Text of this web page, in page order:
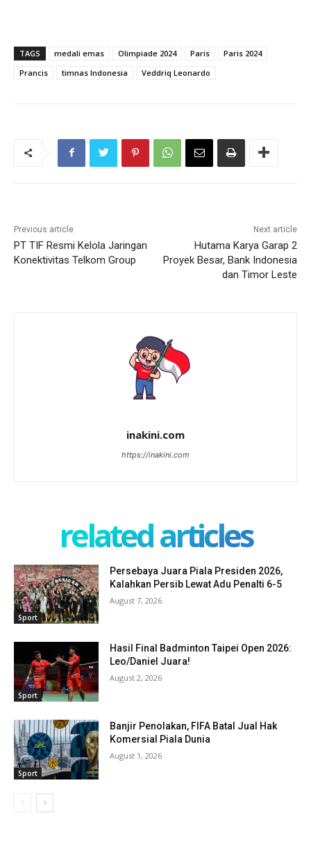
TAGS medali emas Olimpiade 2024 Paris
Paris 2024
Prancis
timnas Indonesia Veddriq Leonardo
Previous article
PT TIF Resmi Kelola Jaringan
Konektivitas Telkom Group
Next article
Hutama Karya Garap 2
Proyek Besar, Bank Indonesia
dan Timor Leste
inakini.com
https://inakini.com
related articles
Sport
Persebaya Juara Piala Presiden 2026,
Kalahkan Persib Lewat Adu Penalti 6-5
August 7, 2026
Sport
Hasil Final Badminton Taipei Open 2026:
Leo/Daniel Juara!
August 2, 2026
Sport
Banjir Penolakan, FIFA Batal Jual Hak
Komersial Piala Dunia
August 1, 2026